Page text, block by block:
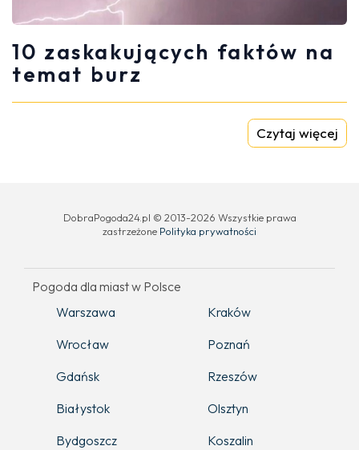
10 zaskakujących faktów na
temat burz
Czytaj więcej
DobraPogoda24.pl © 2013-2026 Wszystkie prawa
zastrzeżone Polityka prywatności
Pogoda dla miast w Polsce
Warszawa
Kraków
Wrocław
Poznań
Gdańsk
Rzeszów
Białystok
Olsztyn
Bydgoszcz
Koszalin